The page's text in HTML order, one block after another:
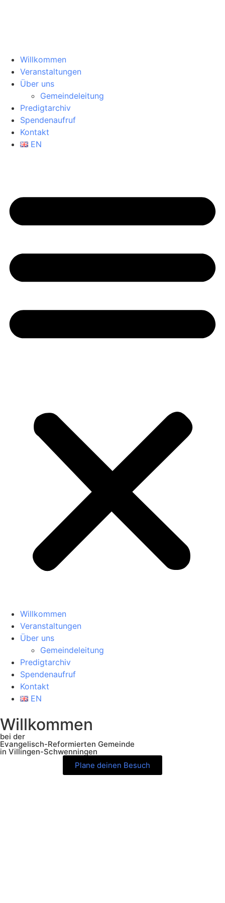
Willkommen
Veranstaltungen
Über uns
Gemeindeleitung
Predigtarchiv
Spendenaufruf
Kontakt
EN
Willkommen
Veranstaltungen
Über uns
Gemeindeleitung
Predigtarchiv
Spendenaufruf
Kontakt
EN
Willkommen
bei der
Evangelisch-Reformierten Gemeinde
in Villingen-Schwenningen
Plane deinen Besuch